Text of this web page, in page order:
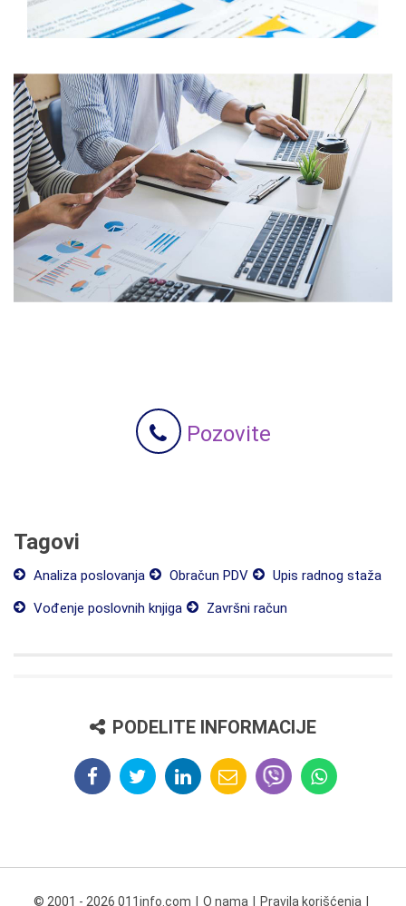
Pozovite
Tagovi
Analiza poslovanja Obračun PDV
Upis radnog staža
Vođenje poslovnih knjiga
Završni račun
PODELITE INFORMACIJE
© 2001 - 2026 011info.com O nama Pravila korišćenja